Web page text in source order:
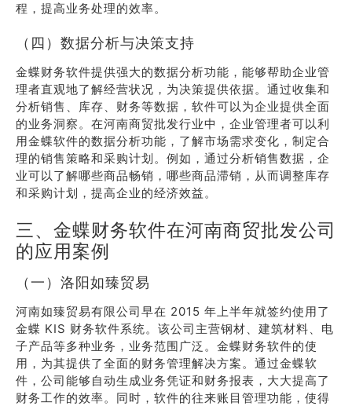
程，提高业务处理的效率。
（四）数据分析与决策支持
金蝶财务软件提供强大的数据分析功能，能够帮助企业管
理者直观地了解经营状况，为决策提供依据。通过收集和
分析销售、库存、财务等数据，软件可以为企业提供全面
的业务洞察。在河南商贸批发行业中，企业管理者可以利
用金蝶软件的数据分析功能，了解市场需求变化，制定合
理的销售策略和采购计划。例如，通过分析销售数据，企
业可以了解哪些商品畅销，哪些商品滞销，从而调整库存
和采购计划，提高企业的经济效益。
三、金蝶财务软件在河南商贸批发公司
的应用案例
（一）洛阳如臻贸易
河南如臻贸易有限公司早在 2015 年上半年就签约使用了
金蝶 KIS 财务软件系统。该公司主营钢材、建筑材料、电
子产品等多种业务，业务范围广泛。金蝶财务软件的使
用，为其提供了全面的财务管理解决方案。通过金蝶软
件，公司能够自动生成业务凭证和财务报表，大大提高了
财务工作的效率。同时，软件的往来账目管理功能，使得